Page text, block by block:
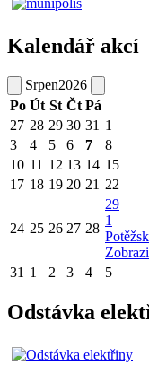
Kalendář akcí
Srpen2026
Po Út St Čt Pá
27 28 29 30 31 1
3
4 5 6 7 8
10 11 12 13 14 15
17 18 19 20 21 22
24 25 26 27 28
29
1
31 1 2 3 4 5
Odstávka